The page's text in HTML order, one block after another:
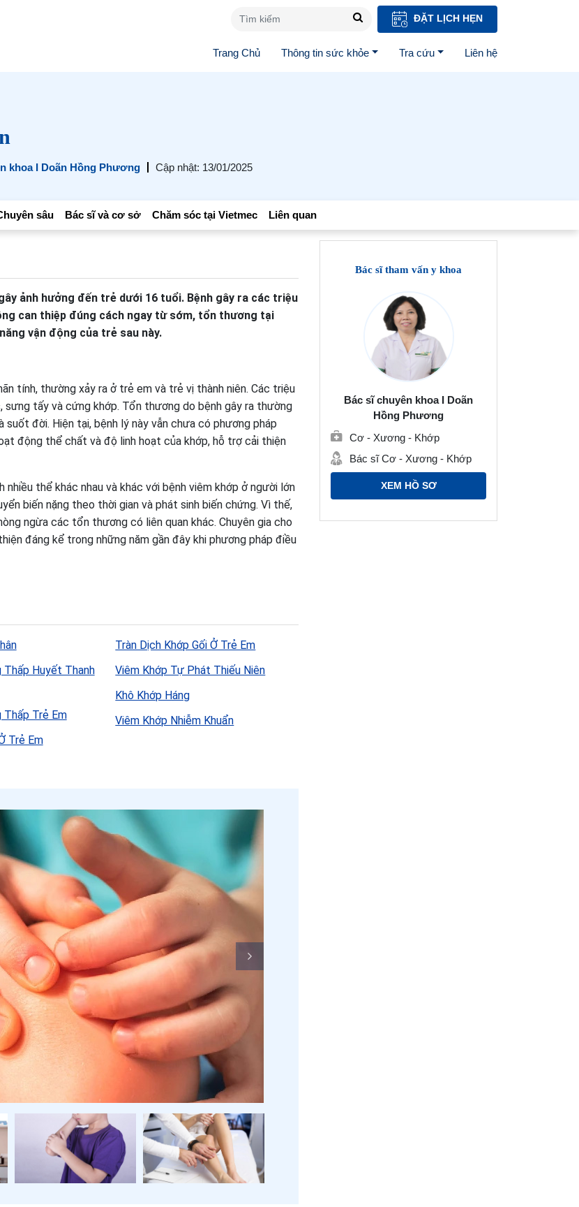
ĐẶT LỊCH HẸN
Trang Chủ Thông tin sức khỏe Tra cứu Liên hệ
khoa I Doãn Hồng Phương Cập nhật: 13/01/2025
sâu Bác sĩ và cơ sở Chăm sóc tại Vietmec Liên quan
ảnh hưởng đến trẻ dưới 16 tuổi. Bệnh gây ra các triệu
can thiệp đúng cách ngay từ sớm, tổn thương tại
vận động của trẻ sau này.
tính, thường xảy ra ở trẻ em và trẻ vị thành niên. Các triệu
tấy và cứng khớp. Tổn thương do bệnh gây ra thường
đời. Hiện tại, bệnh lý này vẫn chưa có phương pháp
động thể chất và độ linh hoạt của khớp, hỗ trợ cải thiện
thể khác nhau và khác với bệnh viêm khớp ở người lớn
biến nặng theo thời gian và phát sinh biến chứng. Vì thế,
ngừa các tổn thương có liên quan khác. Chuyên gia cho
đáng kể trong những năm gần đây khi phương pháp điều
Thấp Huyết Thanh
Thấp Trẻ Em
Trẻ Em
Tràn Dịch Khớp Gối Ở Trẻ Em
Viêm Khớp Tự Phát Thiếu Niên
Khô Khớp Háng
Viêm Khớp Nhiễm Khuẩn
Bác sĩ tham vấn y khoa
Bác sĩ chuyên khoa I Doãn
Hồng Phương
Cơ - Xương - Khớp
Bác sĩ Cơ - Xương - Khớp
XEM HỒ SƠ